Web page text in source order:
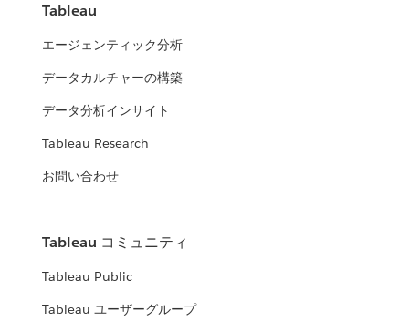
Tableau
エージェンティック分析
データカルチャーの構築
データ分析インサイト
Tableau Research
お問い合わせ
Tableau コミュニティ
Tableau Public
Tableau ユーザーグループ